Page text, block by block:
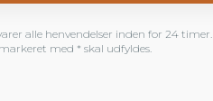
alle henvendelser inden for 24 timer.
med * skal udfyldes.​